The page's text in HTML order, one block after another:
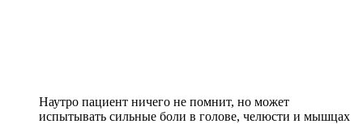
Наутро пациент ничего не помнит, но может
испытывать сильные боли в голове, челюсти и мышцах